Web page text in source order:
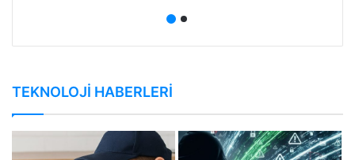
TEKNOLOJİ HABERLERİ